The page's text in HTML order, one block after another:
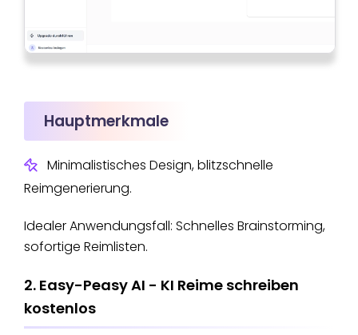
Hauptmerkmale
Minimalistisches Design, blitzschnelle
Reimgenerierung.
Idealer Anwendungsfall: Schnelles Brainstorming,
sofortige Reimlisten.
2. Easy-Peasy AI - KI Reime schreiben
kostenlos